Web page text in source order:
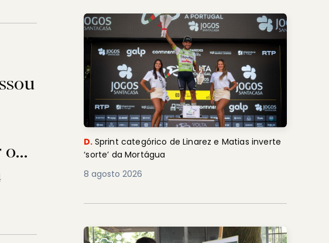
o
D. Sprint categórico de Linarez e Matias inverte
‘sorte’ da Mortágua
8 agosto 2026